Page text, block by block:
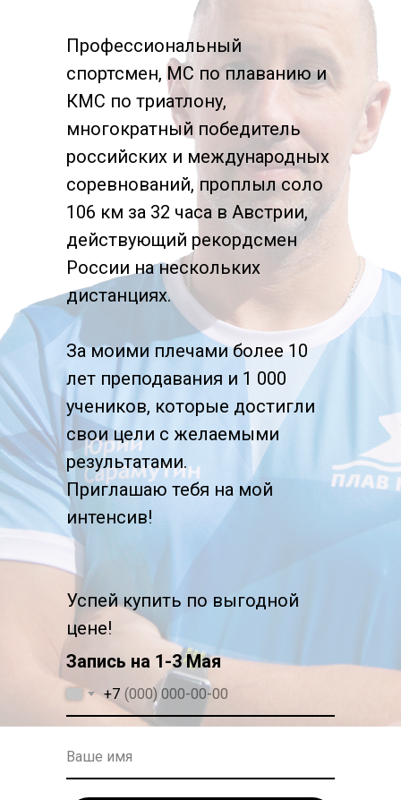
правильного плавания.
каждый месяц Вы будете
получать фото/видео
материалы с разбором Вашей
техники плавания.
Тренировка
выносливости
Выносливость — один из
самых важных показателей на
открытой воде.
Тренировки не только
увеличивают выносливость,
но и придают сил и энергии
Организация
выездов
Профессиональный
спортсмен, МС по плаванию и
КМС по триатлону,
многократный победитель
российских и международных
соревнований, проплыл соло
106 км за 32 часа в Австрии,
действующий рекордсмен
России на нескольких
дистанциях.
За моими плечами более 10
лет преподавания и 1 000
учеников, которые достигли
свои цели с желаемыми
результатами.
Приглашаю тебя на мой
интенсив!
Успей купить по выгодной
цене!
+7
Ваше имя
Запись на 1-3 Мая